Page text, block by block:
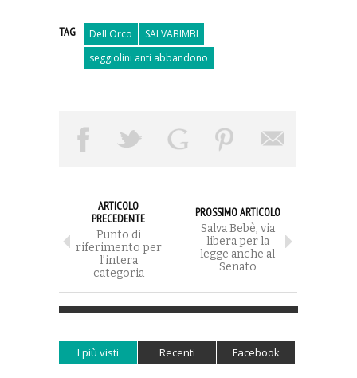
TAG Dell'Orco
SALVABIMBI
seggiolini anti abbandono
ARTICOLO
PRECEDENTE
Punto di
riferimento per
l’intera
categoria
PROSSIMO ARTICOLO
Salva Bebè, via
libera per la
legge anche al
Senato
I più visti Recenti Facebook